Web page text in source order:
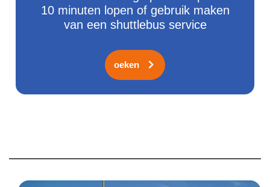
10 minuten lopen of gebruik maken
van een shuttlebus service
Zoeken